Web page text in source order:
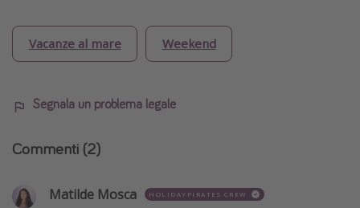
Vacanze al mare Weekend
Segnala un problema legale
Commenti (2)
Matilde Mosca HOLIDAYPIRATES CREW